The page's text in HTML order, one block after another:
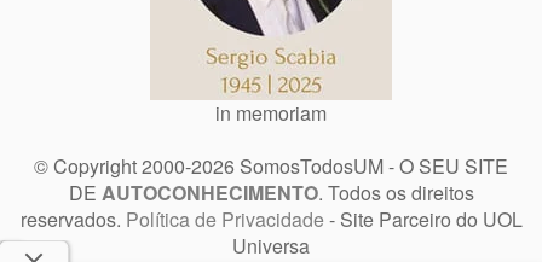
in memoriam
© Copyright 2000-2026 SomosTodosUM - O SEU SITE
DE AUTOCONHECIMENTO. Todos os direitos
reservados. Política de Privacidade - Site Parceiro do UOL
Universa